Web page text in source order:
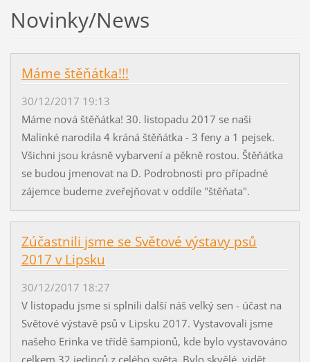
Novinky/News
Máme štěňátka!!!
30/12/2017 19:13
Máme nová štěňátka! 30. listopadu 2017 se naši
Malinké narodila 4 kráná štěňátka - 3 feny a 1 pejsek.
Všichni jsou krásně vybarvení a pěkně rostou. Štěňátka
se budou jmenovat na D. Podrobnosti pro případné
zájemce budeme zveřejňovat v oddíle "štěňata".
Zúčastnili jsme se Světové výstavy psů
2017 v Lipsku
30/12/2017 18:27
V listopadu jsme si splnili další náš velký sen - účast na
Světové výstavě psů v Lipsku 2017. Vystavovali jsme
našeho Erinka ve třídě šampionů, kde bylo vystavováno
celkem 32 jedinců z celého světa. Bylo skvělé, vidět